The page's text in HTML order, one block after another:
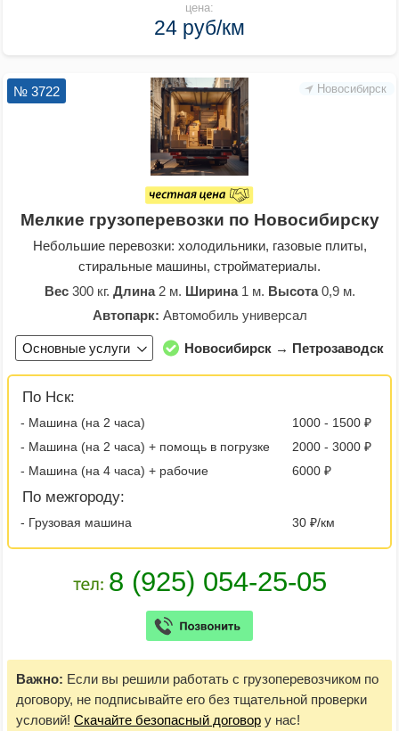
цена:
24 руб/км
Новосибирск
№ 3722
Мелкие грузоперевозки по Новосибирску
Небольшие перевозки: холодильники, газовые плиты,
стиральные машины, стройматериалы.
Вес300 кг. Длина2 м. Ширина1 м. Высота0,9 м.
Автопарк: Автомобиль универсал
Основные услуги Новосибирск → Петрозаводск
По Нск:
- Машина (на 2 часа)
1000 - 1500 ₽
- Машина (на 2 часа) + помощь в погрузке
2000 - 3000 ₽
- Машина (на 4 часа) + рабочие
6000 ₽
По межгороду:
- Грузовая машина 30 ₽/км
Важно: Если вы решили работать с грузоперевозчиком по
договору, не подписывайте его без тщательной проверки
условий! Скачайте безопасный договор у нас!